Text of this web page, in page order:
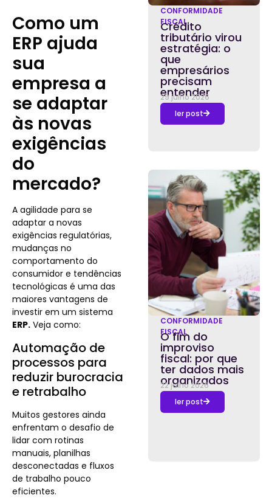
Como um
ERP ajuda
sua
empresa a
se adaptar
às novas
exigências
do
mercado?
A agilidade para se
adaptar a novas
exigências regulatórias,
mudanças no
comportamento do
consumidor e tendências
tecnológicas é uma das
maiores vantagens de
investir em um sistema
ERP. Veja como:
Automação de
processos para
reduzir burocracia
e retrabalho
Muitos gestores ainda
enfrentam o desafio de
lidar com rotinas
manuais, planilhas
desconectadas e fluxos
de trabalho pouco
eficientes.
CONFORMIDADE
FISCAL
Crédito
tributário virou
estratégia: o
que
empresários
precisam
entender
29 julho 2026
ler post
CONFORMIDADE
FISCAL
O fim do
improviso
fiscal: por que
ter dados mais
organizados
22 julho 2026
ler post